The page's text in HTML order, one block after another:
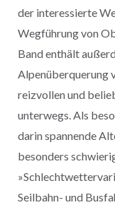
der interessierte
Wegführung von
Band enthält
Alpenüberquerung
reizvollen und
unterwegs. Als
darin spannende
besonders
Seilbahn- und